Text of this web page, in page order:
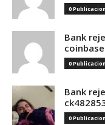
0
Bank
0
Bank
0